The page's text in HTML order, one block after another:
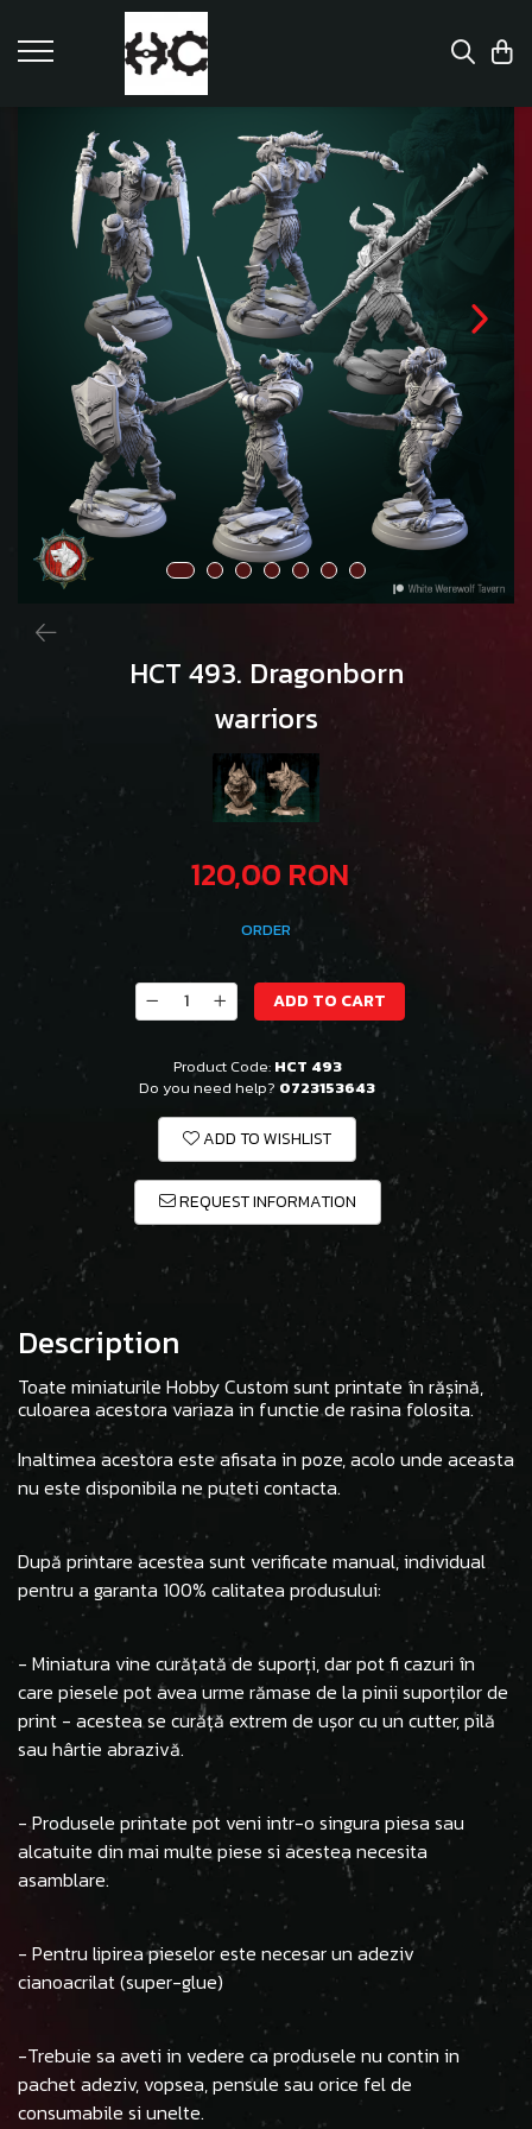
HCT 493. Dragonborn
warriors
120,00 RON
ORDER
ADD TO CART
Product Code: HCT 493
Do you need help? 0723153643
ADD TO WISHLIST
REQUEST INFORMATION
Description
Toate miniaturile Hobby Custom sunt printate în rășină,
culoarea acestora variaza in functie de rasina folosita.
Inaltimea acestora este afisata in poze, acolo unde aceasta
nu este disponibila ne puteti contacta.
După printare acestea sunt verificate manual, individual
pentru a garanta 100% calitatea produsului:
- Miniatura vine curățată de suporți, dar pot fi cazuri în
care piesele pot avea urme rămase de la pinii suporților de
print - acestea se curăță extrem de ușor cu un cutter, pilă
sau hârtie abrazivă.
- Produsele printate pot veni intr-o singura piesa sau
alcatuite din mai multe piese si acestea necesita
asamblare.
- Pentru lipirea pieselor este necesar un adeziv
cianoacrilat (super-glue)
-Trebuie sa aveti in vedere ca produsele nu contin in
pachet adeziv, vopsea, pensule sau orice fel de
consumabile si unelte.